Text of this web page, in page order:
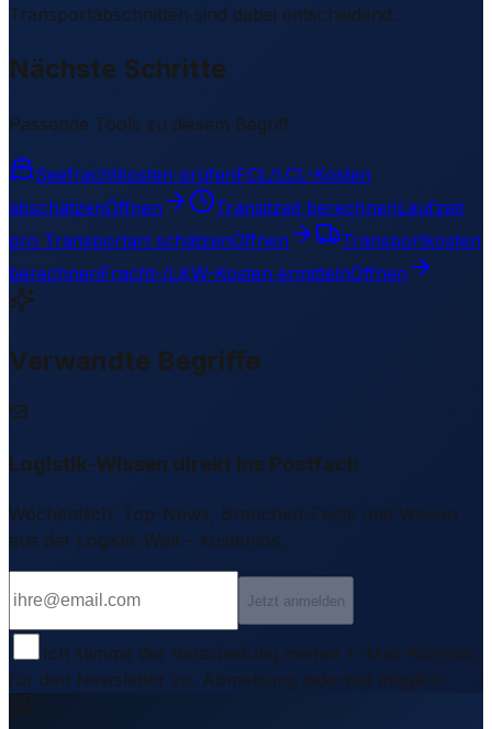
Transportabschnitten sind dabei entscheidend.
Nächste Schritte
Passende Tools zu diesem Begriff
Seefrachtkosten prüfenFCL/LCL-Kosten
abschätzenÖffnen Transitzeit berechnenLaufzeit
pro Transportart schätzenÖffnen
Transportkosten
berechnenFracht-/LKW-Kosten ermittelnÖffnen
Verwandte Begriffe
Logistik-Wissen direkt ins Postfach
Wöchentlich: Top-News, Branchen-Facts und Wissen
aus der Logistik-Welt – kostenlos.
Jetzt anmelden
Ich stimme der Verarbeitung meiner E-Mail-Adresse
für den Newsletter zu. Abmeldung jederzeit möglich.